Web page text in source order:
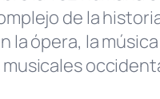
de la
la ópera, la